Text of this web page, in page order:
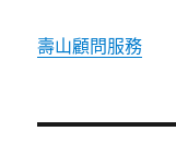
壽山顧問服務